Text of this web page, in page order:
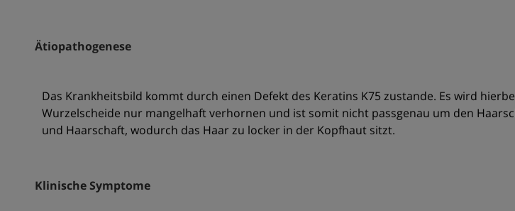
Ätiopathogenese
Das Krankheitsbild kommt durch einen Defekt des Keratins K75 zustande. Es wird
Wurzelscheide nur mangelhaft verhornen und ist somit nicht passgenau um den
und Haarschaft, wodurch das Haar zu locker in der Kopfhaut sitzt.
Klinische Symptome